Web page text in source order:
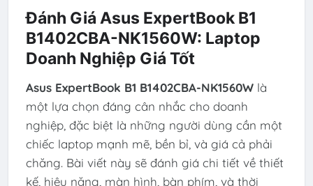
Đánh Giá Asus ExpertBook B1
B1402CBA-NK1560W: Laptop
Doanh Nghiệp Giá Tốt
Asus ExpertBook B1 B1402CBA-NK1560Wlà
một lựa chọn đáng cân nhắc cho doanh
nghiệp, đặc biệt là những người dùng cần một
chiếc laptop mạnh mẽ, bền bỉ, và giá cả phải
chăng. Bài viết này sẽ đánh giá chi tiết về thiết
kế, hiệu năng, màn hình, bàn phím, và thời